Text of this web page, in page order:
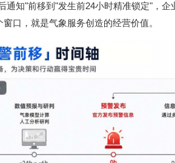
通知"前移到"发生前24小时精准锁定"，
口，就是气象服务创造的经营价值。